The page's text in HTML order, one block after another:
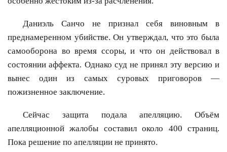
Даниэль Санчо не признал себя виновным в
преднамеренном убийстве. Он утверждал, что это была
самооборона во время ссоры, и что он действовал в
состоянии аффекта. Однако суд не принял эту версию и
вынес один из самых суровых приговоров —
пожизненное заключение.
Сейчас защита подала апелляцию. Объём
апелляционной жалобы составил около 400 страниц.
Пока решение по апелляции не принято.